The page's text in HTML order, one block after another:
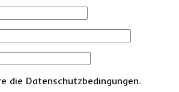
die Datenschutzbedingungen.